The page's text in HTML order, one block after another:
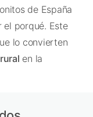
de España
el porqué. Este
lo convierten
en la